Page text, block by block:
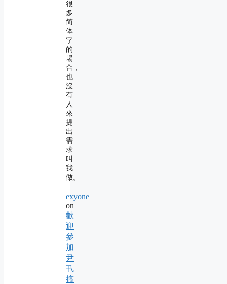
很
多
简
体
字
的
場
合，
也
沒
有
人
來
提
出
需
求
叫
我
做。
exyone
on
歡
迎
參
加
尹
卂
搞